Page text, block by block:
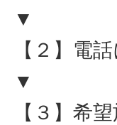
▼
【２】電
▼
【３】希